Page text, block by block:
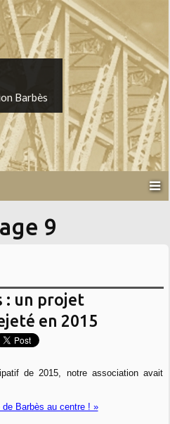
Barbès
9
: un projet
en 2015
de 2015, notre association avait
Barbès au centre ! »